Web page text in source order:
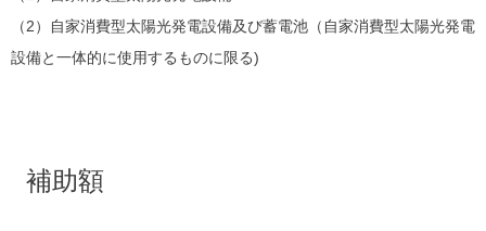
（2）自家消費型太陽光発電設備及び蓄電池（自家消費型太陽光発電
設備と一体的に使用するものに限る)
補助額